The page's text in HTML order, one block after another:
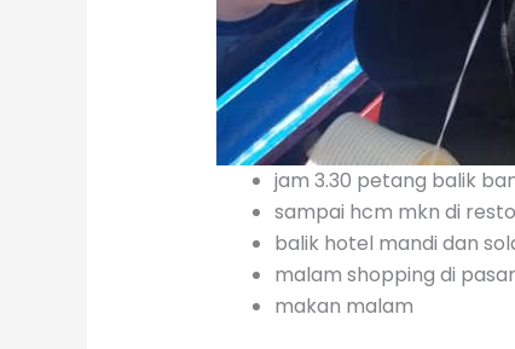
jam 3.30 petang balik
sampai hcm mkn di
balik hotel mandi dan
malam shopping di
makan malam